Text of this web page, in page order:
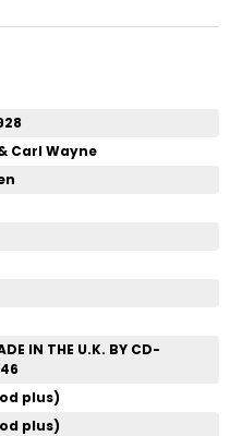
Carl Wayne
IN THE U.K. BY CD-
plus)
plus)